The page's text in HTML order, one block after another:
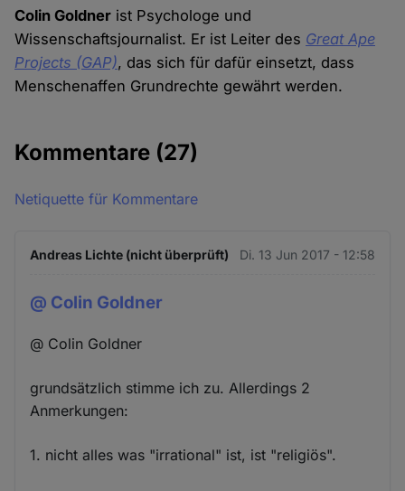
Colin Goldner ist Psychologe und
Wissenschaftsjournalist. Er ist Leiter des Great Ape
Projects (GAP), das sich für dafür einsetzt, dass
Menschenaffen Grundrechte gewährt werden.
Kommentare (27)
Netiquette für Kommentare
Andreas Lichte (nicht überprüft) Di. 13 Jun 2017 - 12:58
@ Colin Goldner
@ Colin Goldner
grundsätzlich stimme ich zu. Allerdings 2
Anmerkungen:
1. nicht alles was "irrational" ist, ist "religiös".